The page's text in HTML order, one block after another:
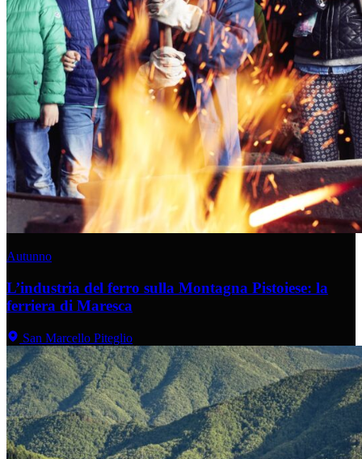
Autunno
L’industria del ferro sulla Montagna Pistoiese: la
ferriera di Maresca
San Marcello Piteglio